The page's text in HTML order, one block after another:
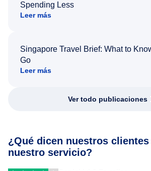
Spending Less
Leer más
Singapore Travel Brief: What to
Go
Leer más
Ver todo publicaciones
¿Qué dicen nuestros
nuestro servicio?